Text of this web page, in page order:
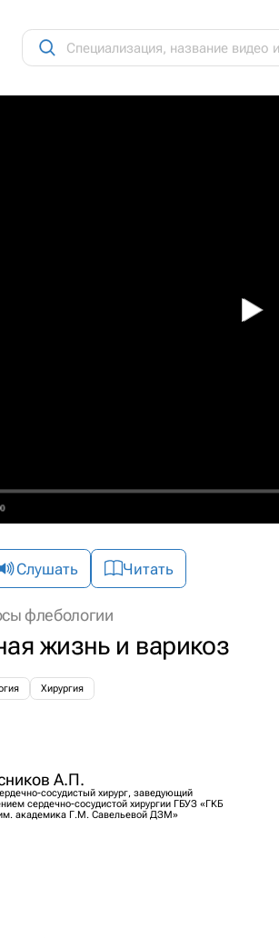
Слушать Читать
флебологии
жизнь и варикоз
Хирургия
А.П.
сосудистый хирург, заведующий
сердечно-сосудистой хирургии ГБУЗ «ГКБ
академика Г.М. Савельевой ДЗМ»